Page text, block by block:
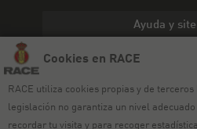
Cookies en RACE
RACE utiliza cookies propias y de terceros
legislación no garantiza un nivel
recordar tu visita y para recoger
Ayuda y
Política de
Política de